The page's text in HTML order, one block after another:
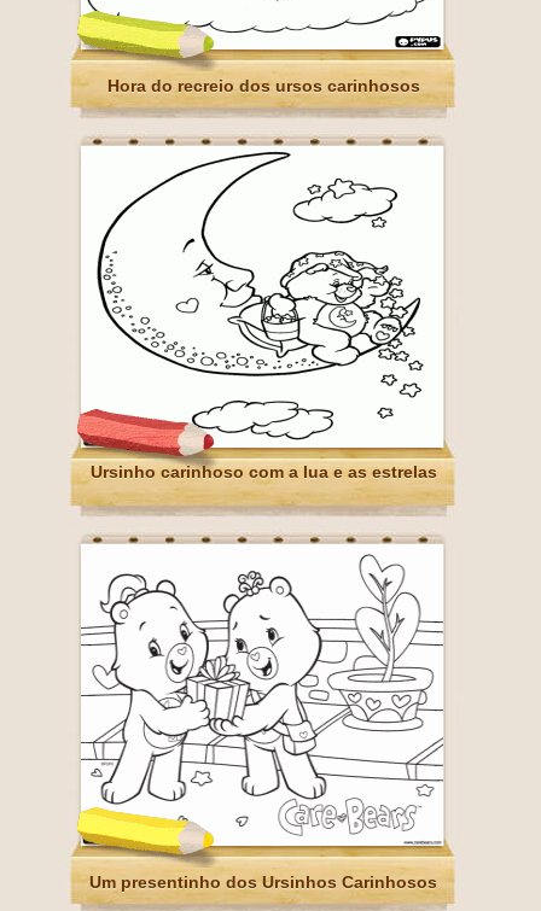
Hora do recreio dos ursos carinhosos
Ursinho carinhoso com a lua e as estrelas
Um presentinho dos Ursinhos Carinhosos